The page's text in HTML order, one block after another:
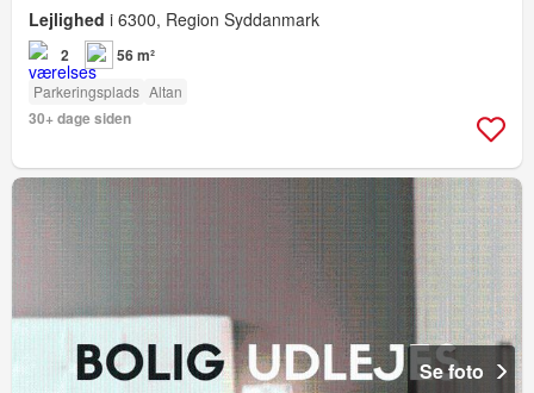
Lejlighed i 6300, Region Syddanmark
2 56 m²
Parkeringsplads Altan
30+ dage siden
Se foto